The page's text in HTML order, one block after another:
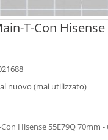
T-Con
nuovo (mai utilizzato)
Hisense 55E79Q 70mm -